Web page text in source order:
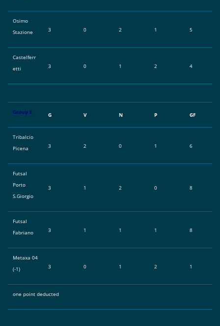
Osimo
Stazione
3 0 2 1 5
Castelferr
etti
3 0 1 2 4
Group E G V N P GF
Tribalcio
Picena
3 2 0 1 6
Futsal
Porto
S.Giorgio
3 1 2 0 8
Futsal
Fabriano
3 1 1 1 8
Metaxa 04
(-1)
3 0 1 2 1
one point deducted